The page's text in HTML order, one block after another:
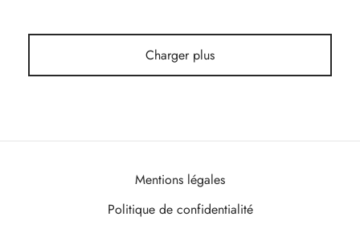
Charger plus
Mentions légales
Politique de confidentialité